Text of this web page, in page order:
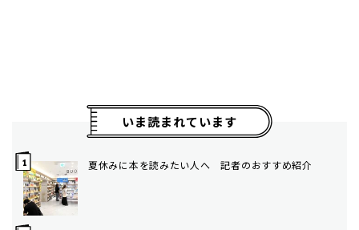
いま読まれています
夏休みに本を読みたい人へ 記者のおすすめ紹介